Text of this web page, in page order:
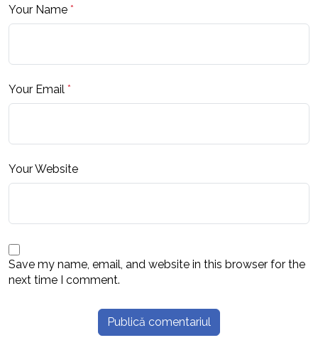
Your Name *
Your Email *
Your Website
Save my name, email, and website in this browser for the
next time I comment.